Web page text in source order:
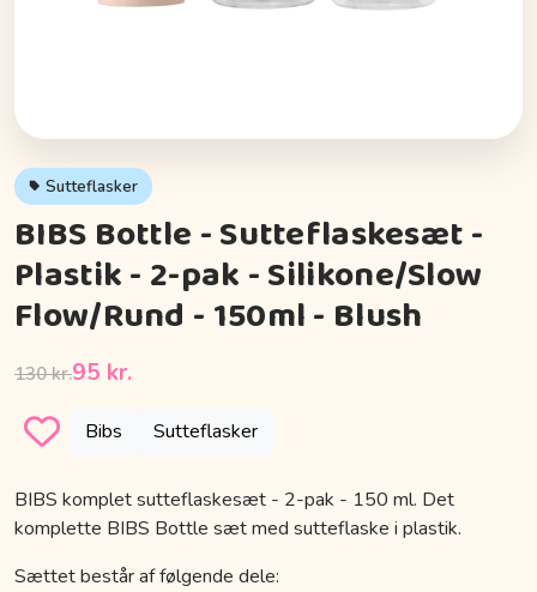
Sutteflasker
BIBS Bottle - Sutteflaskesæt -
Plastik - 2-pak - Silikone/Slow
Flow/Rund - 150ml - Blush
130 kr.95 kr.
Bibs Sutteflasker
BIBS komplet sutteflaskesæt - 2-pak - 150 ml. Det
komplette BIBS Bottle sæt med sutteflaske i plastik.
Sættet består af følgende dele: